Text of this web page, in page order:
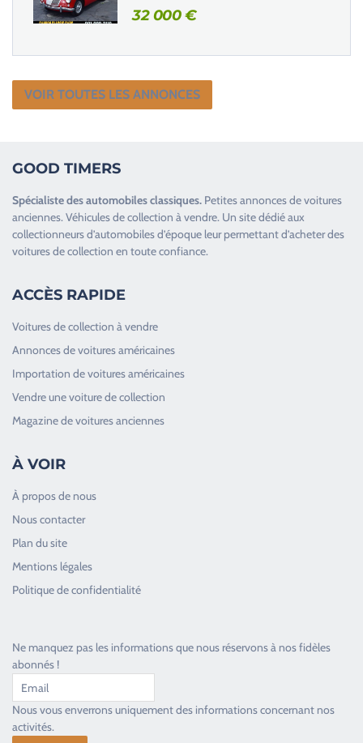
32 000€
VOIR TOUTES LES ANNONCES
GOOD TIMERS
Spécialiste desautomobiles classiques. Petites annonces devoitures
anciennes.Véhicules de collection à vendre. Un site dédié aux
collectionneurs d’automobiles d’époque leur permettant d’acheter des
voitures de collection en toute confiance.
ACCÈS RAPIDE
Voitures de collection à vendre
Annonces de voitures américaines
Importation de voitures américaines
Vendre une voiture de collection
Magazine de voitures anciennes
À VOIR
À propos de nous
Nous contacter
Plan du site
Mentions légales
Politique de confidentialité
Ne manquez pas les informations que nous réservons à nos fidèles
abonnés !
Nous vous enverrons uniquement des informations concernant nos
activités.
Toujours heureux d'aider les passionnés